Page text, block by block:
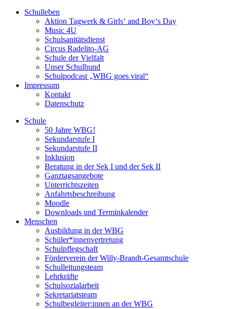
Schulleben
Aktion Tagwerk & Girls‘ and Boy‘s Day
Music 4U
Schulsanitätsdienst
Circus Radelito-AG
Schule der Vielfalt
Unser Schulhund
Schulpodcast „WBG goes viral“
Impressum
Kontakt
Datenschutz
Schule
50 Jahre WBG!
Sekundarstufe I
Sekundarstufe II
Inklusion
Beratung in der Sek I und der Sek II
Ganztagsangebote
Unterrichtszeiten
Anfahrtsbeschreibung
Moodle
Downloads und Terminkalender
Menschen
Ausbildung in der WBG
Schüler*innenvertretung
Schulpflegschaft
Förderverein der Willy-Brandt-Gesamtschule
Schulleitungsteam
Lehrkräfte
Schulsozialarbeit
Sekretariatsteam
Schulbegleiter:innen an der WBG